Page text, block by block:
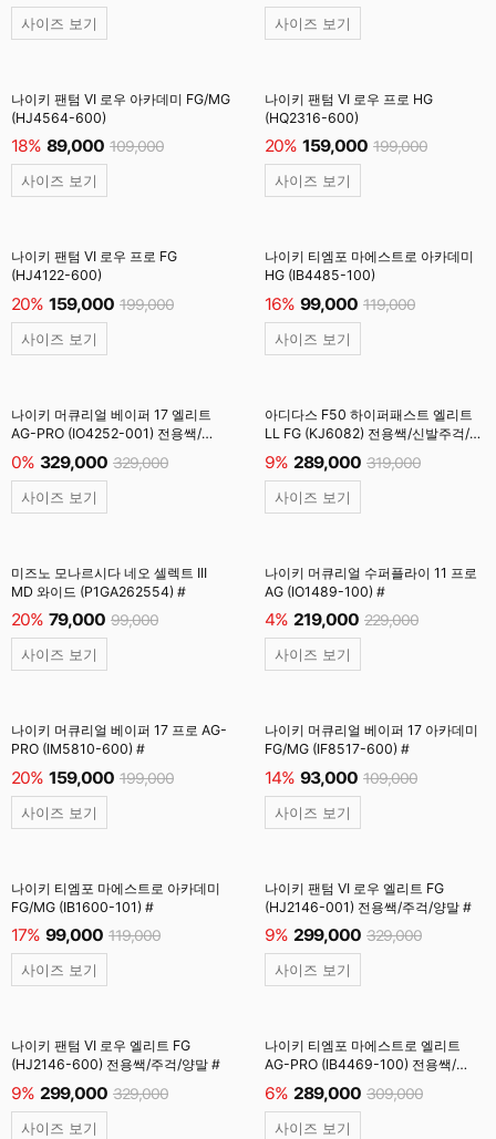
사이즈 보기 사이즈 보기
나이키 팬텀 VI 로우 아카데미 FG/MG
(HJ4564-600)
18% 89,000 109,000
사이즈 보기
나이키 팬텀 VI 로우 프로 HG
(HQ2316-600)
20% 159,000 199,000
사이즈 보기
나이키 팬텀 VI 로우 프로 FG
(HJ4122-600)
20% 159,000 199,000
사이즈 보기
나이키 티엠포 마에스트로 아카데미
HG (IB4485-100)
16% 99,000 119,000
사이즈 보기
나이키 머큐리얼 베이퍼 17 엘리트
AG-PRO (IO4252-001) 전용쌕/
주걱/양말 #
0% 329,000 329,000
사이즈 보기
아디다스 F50 하이퍼패스트 엘리트
LL FG (KJ6082) 전용쌕/신발주걱/
양말 #
9% 289,000 319,000
사이즈 보기
미즈노 모나르시다 네오 셀렉트 III
MD 와이드 (P1GA262554) #
20% 79,000 99,000
사이즈 보기
나이키 머큐리얼 수퍼플라이 11 프로
AG (IO1489-100) #
4% 219,000 229,000
사이즈 보기
나이키 머큐리얼 베이퍼 17 프로 AG-
PRO (IM5810-600) #
20% 159,000 199,000
사이즈 보기
나이키 머큐리얼 베이퍼 17 아카데미
FG/MG (IF8517-600) #
14% 93,000 109,000
사이즈 보기
나이키 티엠포 마에스트로 아카데미
FG/MG (IB1600-101) #
17% 99,000 119,000
사이즈 보기
나이키 팬텀 VI 로우 엘리트 FG
(HJ2146-001) 전용쌕/주걱/양말 #
9% 299,000 329,000
사이즈 보기
나이키 팬텀 VI 로우 엘리트 FG
(HJ2146-600) 전용쌕/주걱/양말 #
9% 299,000 329,000
사이즈 보기
나이키 티엠포 마에스트로 엘리트
AG-PRO (IB4469-100) 전용쌕/
주걱/양말 #
6% 289,000 309,000
사이즈 보기